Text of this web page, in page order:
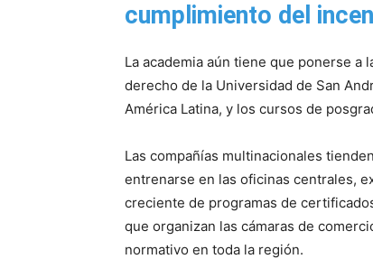
cumplimiento del
La academia aún tiene que ponerse a
derecho de la Universidad de San
América Latina, y los cursos de
Las compañías multinacionales
entrenarse en las oficinas centrales,
creciente de programas de
que organizan las cámaras de
normativo en toda la región.